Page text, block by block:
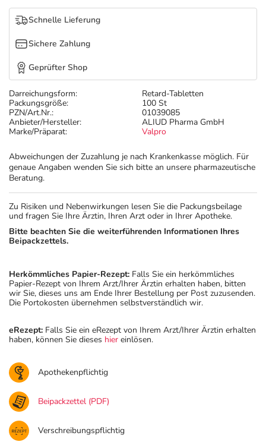
Tierapotheke
Vitamine & Mineralstoffe
Marken
Darreichungsform:
Retard-Tabletten
Packungsgröße:
100 St
PZN/Art.Nr.:
01039085
Anbieter/Hersteller:
ALIUD Pharma GmbH
Marke/Präparat:
Valpro
Abweichungen der Zuzahlung je nach Krankenkasse möglich. Für
genaue Angaben wenden Sie sich bitte an unsere pharmazeutische
Beratung.
Schnelle Lieferung
Sichere Zahlung
Geprüfter Shop
Zu Risiken und Nebenwirkungen lesen Sie die Packungsbeilage
und fragen Sie Ihre Ärztin, Ihren Arzt oder in Ihrer Apotheke.
Bitte beachten Sie die weiterführenden Informationen Ihres
Beipackzettels.
Herkömmliches Papier-Rezept: Falls Sie ein herkömmliches
Papier-Rezept von Ihrem Arzt/Ihrer Ärztin erhalten haben, bitten
wir Sie, dieses uns am Ende Ihrer Bestellung per Post zuzusenden.
Die Portokosten übernehmen selbstverständlich wir.
eRezept: Falls Sie ein eRezept von Ihrem Arzt/Ihrer Ärztin erhalten
haben, können Sie dieses hier einlösen.
Apothekenpflichtig
Beipackzettel (PDF)
Verschreibungspflichtig